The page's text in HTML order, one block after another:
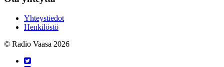
Yhteystiedot
Henkilöstö
© Radio Vaasa 2026